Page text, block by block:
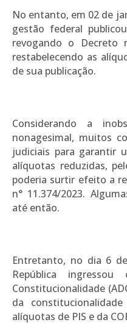
No entanto, em 02 de
gestão federal
revogando o Decreto
restabelecendo as
de sua publicação.
Considerando a
nonagesimal, muitos
judiciais para garantir
alíquotas reduzidas,
poderia surtir efeito a
n° 11.374/2023.
até então.
Entretanto, no dia 6
República
Constitucionalidade
da
alíquotas de PIS e da